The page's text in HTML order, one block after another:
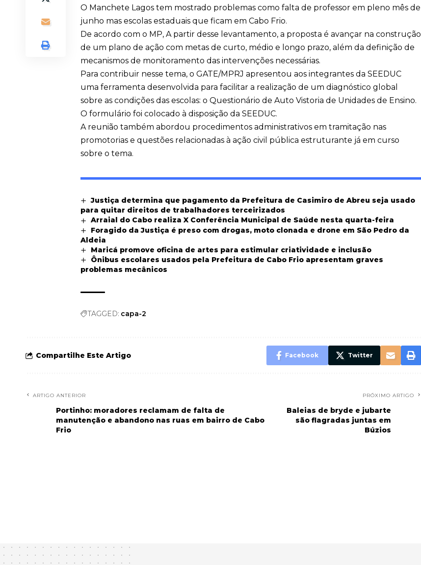
O Manchete Lagos tem mostrado problemas como falta de professor em pleno mês de
junho mas escolas estaduais que ficam em Cabo Frio.
De acordo com o MP, A partir desse levantamento, a proposta é avançar na construção
de um plano de ação com metas de curto, médio e longo prazo, além da definição de
mecanismos de monitoramento das intervenções necessárias.
Para contribuir nesse tema, o GATE/MPRJ apresentou aos integrantes da SEEDUC
uma ferramenta desenvolvida para facilitar a realização de um diagnóstico global
sobre as condições das escolas: o Questionário de Auto Vistoria de Unidades de Ensino.
O formulário foi colocado à disposição da SEEDUC.
A reunião também abordou procedimentos administrativos em tramitação nas
promotorias e questões relacionadas à ação civil pública estruturante já em curso
sobre o tema.
Justiça determina que pagamento da Prefeitura de Casimiro de Abreu seja usado
para quitar direitos de trabalhadores terceirizados
Arraial do Cabo realiza X Conferência Municipal de Saúde nesta quarta-feira
Foragido da Justiça é preso com drogas, moto clonada e drone em São Pedro da
Aldeia
Maricá promove oficina de artes para estimular criatividade e inclusão
Ônibus escolares usados pela Prefeitura de Cabo Frio apresentam graves
problemas mecânicos
TAGGED: capa-2
Compartilhe Este Artigo Facebook Twitter
ARTIGO ANTERIOR
Portinho: moradores reclamam de falta de
manutenção e abandono nas ruas em bairro de Cabo
Frio
PRÓXIMO ARTIGO
Baleias de bryde e jubarte
são flagradas juntas em
Búzios